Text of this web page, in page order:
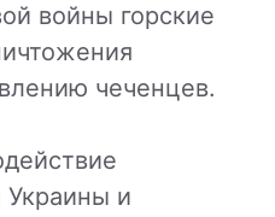
войны горские
чеченцев.
и